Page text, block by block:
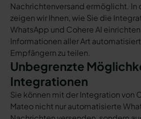
Nachrichtenversand ermöglicht. In
zeigen wir Ihnen, wie Sie die
WhatsApp und Cohere AI
Informationen aller Art
Empfängern zu teilen.
Unbegrenzte
Integrationen
Sie können mit der Integration von
Mateo nicht nur automatisierte